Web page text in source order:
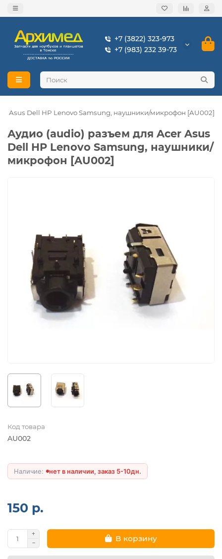
+7 (3822) 323-973
+7 (983) 232 39-73
Asus Dell HP Lenovo Samsung, наушники/микрофон [AU002]
Аудио (audio) разъем для Acer Asus
Dell HP Lenovo Samsung, наушники/
микрофон [AU002]
Код товара
AU002
нет в наличии, заказ 5-10дн.
150 р.
В корзину